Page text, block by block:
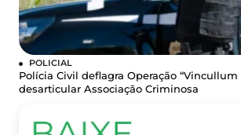
POLICIAL
Polícia Civil deflagra Operação
desarticular Associação Criminosa